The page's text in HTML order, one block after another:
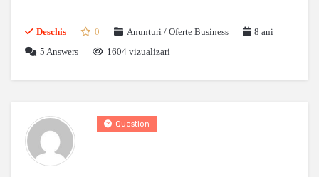
Deschis 0 Anunturi / Oferte Business
8 ani
5 Answers 1604 vizualizari
Question